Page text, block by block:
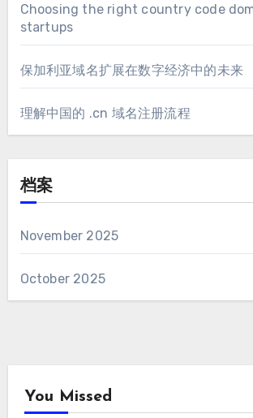
Choosing the right country code
startups
保加利亚域名扩展在数字经济中的未来
理解中国的 .cn 域名注册流程
档案
November 2025
October 2025
You Missed